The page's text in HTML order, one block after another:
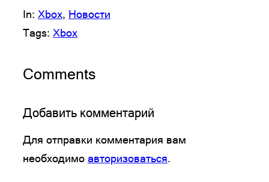
In: Xbox, Новости
Tags: Xbox
Comments
Добавить комментарий
Для отправки комментария вам
необходимо авторизоваться.